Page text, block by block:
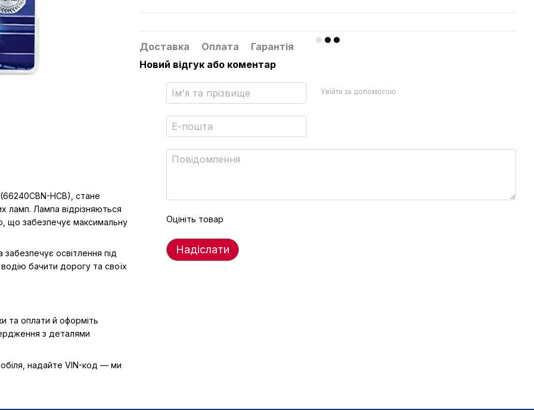
HCB), стане
ламп. Лампа відрізняються
що забезпечує максимальну
освітлення під
бачити дорогу та своїх
та оплати й оформіть
з деталями
надайте VIN-код — ми
Доставка Оплата
Гарантія
Новий відгук або коментар
Увійти за допомогою
Оцініть товар
Надіслати